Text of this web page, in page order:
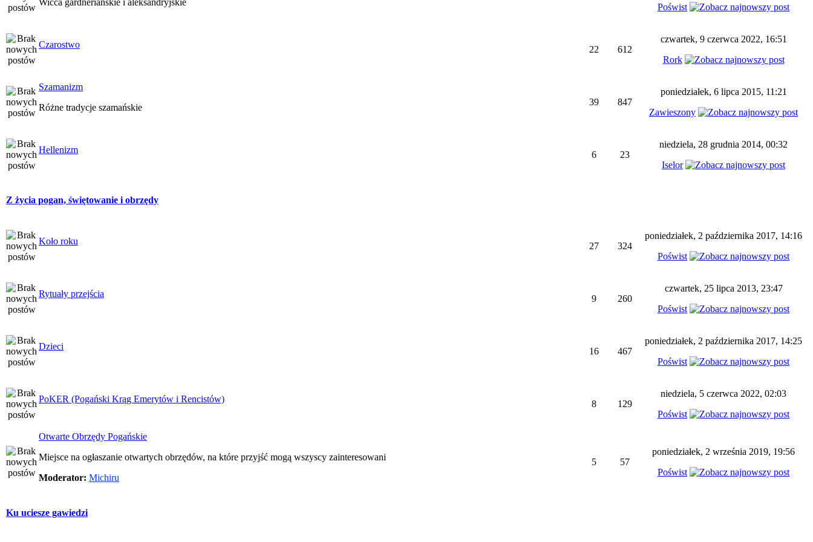
Wicca gardneriańskie i aleksandryjskie
Poświst
Czarostwo 22 612
czwartek, 9 czerwca 2022, 16:51
Rork
Szamanizm
Różne tradycje szamańskie
39 847
poniedziałek, 6 lipca 2015, 11:21
Zawieszony
Hellenizm 6 23
niedziela, 28 grudnia 2014, 00:32
Iselor
Z życia pogan, świętowanie i obrzędy
Koło roku 27 324
poniedziałek, 2 października 2017, 14:16
Poświst
Rytuały przejścia 9 260
czwartek, 25 lipca 2013, 23:47
Poświst
Dzieci 16 467
poniedziałek, 2 października 2017, 14:25
Poświst
PoKER (Pogański Krąg Emerytów i Rencistów) 8 129
niedziela, 5 czerwca 2022, 02:03
Poświst
Otwarte Obrzędy Pogańskie
Miejsce na ogłaszanie otwartych obrzędów, na które przyjść mogą wszyscy zainteresowani
Moderator: Michiru
5 57
poniedziałek, 2 września 2019, 19:56
Poświst
Ku uciesze gawiedzi